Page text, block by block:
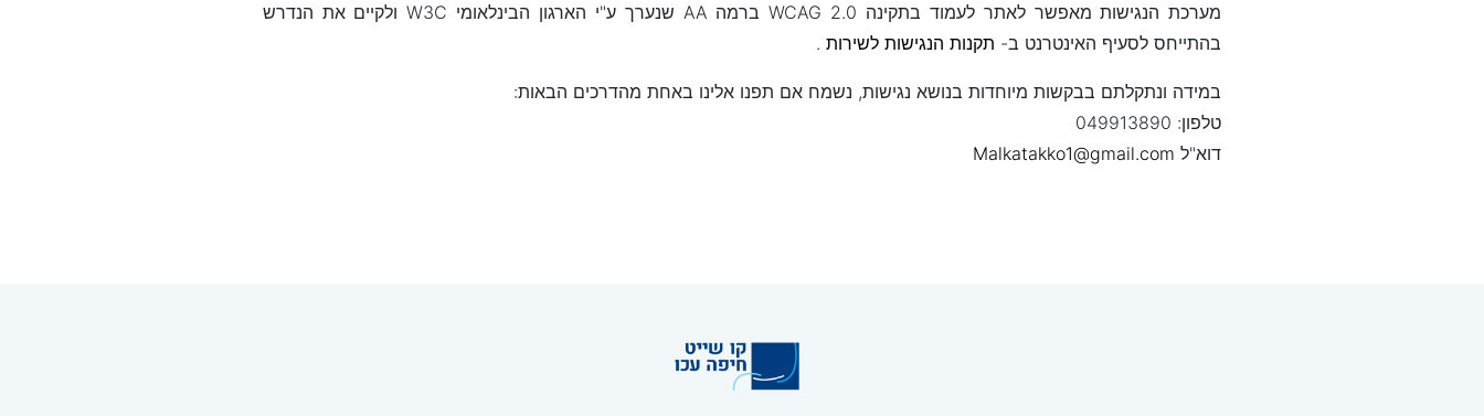
מערכת הנגישות מאפשר לאתר לעמוד בתקינה WCAG 2.0 ברמה AA שנערך ע"י הארגון הבינלאומי W3C ולקיים את הנדרש
בהתייחס לסעיף האינטרנט ב- תקנות הנגישות לשירות .
במידה ונתקלתם בבקשות מיוחדות בנושא נגישות, נשמח אם תפנו אלינו באחת מהדרכים הבאות:
טלפון: 049913890
דוא"ל Malkatakko1@gmail.com